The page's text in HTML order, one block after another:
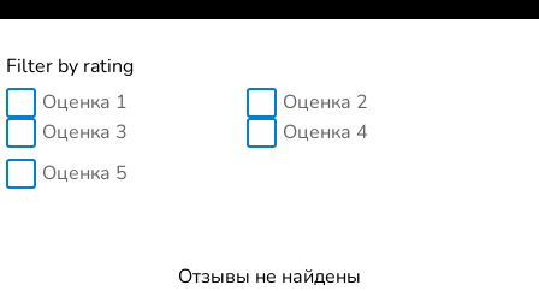
Filter by rating
Оценка 1
Оценка 2
Оценка 3
Оценка 4
Оценка 5
Отзывы не найдены